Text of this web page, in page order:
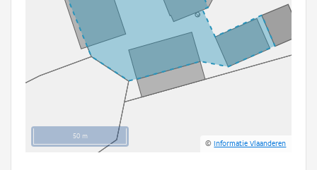
50 m
©Informatie Vlaanderen